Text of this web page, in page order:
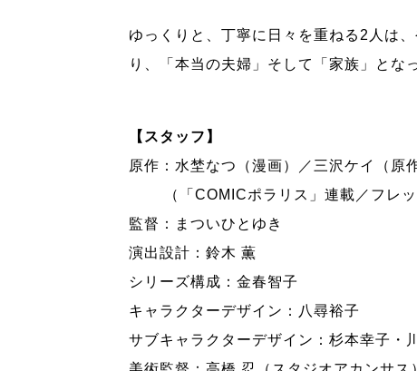
ゆっくりと、丁寧に日々を重ねる2人は
り、「本当の夫婦」そして「家族」とな
【スタッフ】
原作：水埜なつ（漫画）／三沢ケイ（原作
（「COMICポラリス」連載／フレッ
監督：まついひとゆき
演出設計：鈴木 薫
シリーズ構成：金春智子
キャラクターデザイン：八尋裕子
サブキャラクターデザイン：杉本幸子・